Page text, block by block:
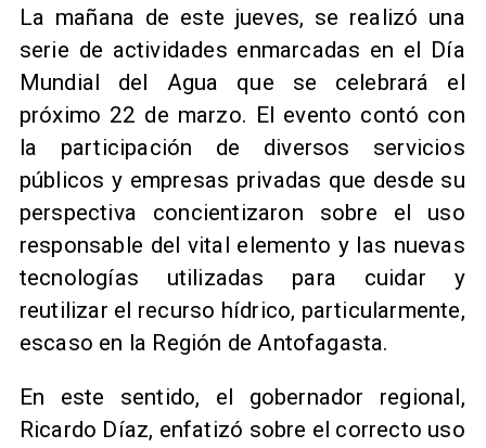
​La mañana de este jueves, se realizó una
serie de actividades enmarcadas en el Día
Mundial del Agua que se celebrará el
próximo 22 de marzo. El evento contó con
la participación de diversos servicios
públicos y empresas privadas que desde su
perspectiva concientizaron sobre el uso
responsable del vital elemento y las nuevas
tecnologías utilizadas para cuidar y
reutilizar el recurso hídrico, particularmente,
escaso en la Región de Antofagasta.
En este sentido, el gobernador regional,
Ricardo Díaz, enfatizó sobre el correcto uso